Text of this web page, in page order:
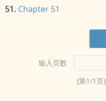
Chapter 51
输入页数
(第1/1页